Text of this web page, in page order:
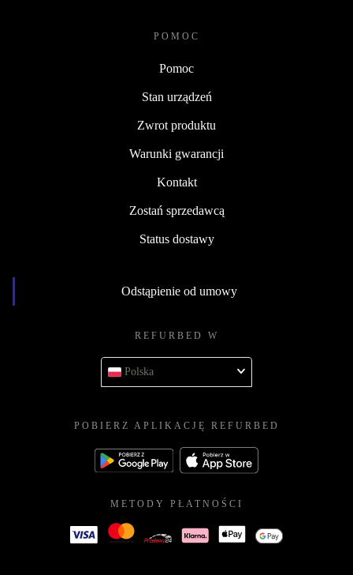
POMOC
Pomoc
Stan urządzeń
Zwrot produktu
Warunki gwarancji
Kontakt
Zostań sprzedawcą
Status dostawy
Odstąpienie od umowy
REFURBED W
Polska
POBIERZ APLIKACJĘ REFURBED
METODY PŁATNOŚCI